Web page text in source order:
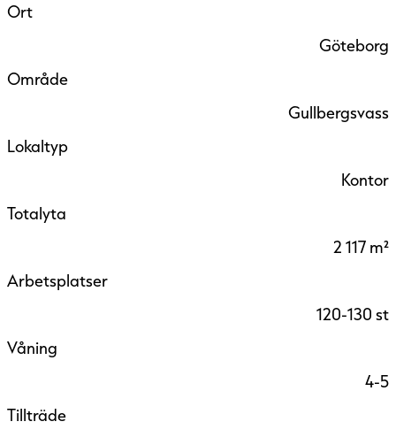
Ort
Göteborg
Område
Gullbergsvass
Lokaltyp
Kontor
Totalyta
2 117 m²
Arbetsplatser
120-130 st
Våning
4-5
Tillträde